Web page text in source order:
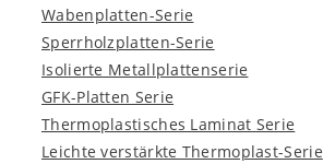
Wabenplatten-Serie
Sperrholzplatten-Serie
Isolierte Metallplattenserie
GFK-Platten Serie
Thermoplastisches Laminat Serie
Leichte verstärkte Thermoplast-Serie